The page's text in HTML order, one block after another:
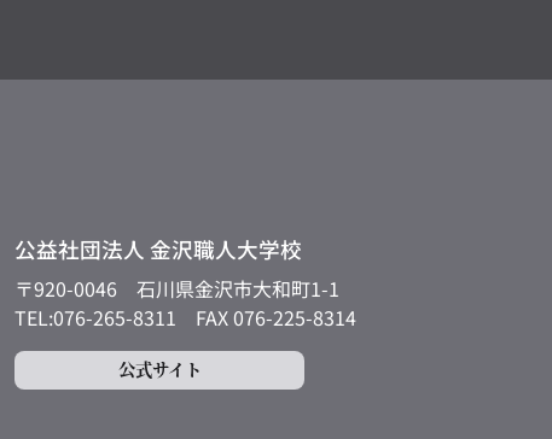
公益社団法人 金沢職人大学校
〒920-0046
石川県金沢市大和町1-1
TEL:076-265-8311
FAX 076-225-8314
公式サイト